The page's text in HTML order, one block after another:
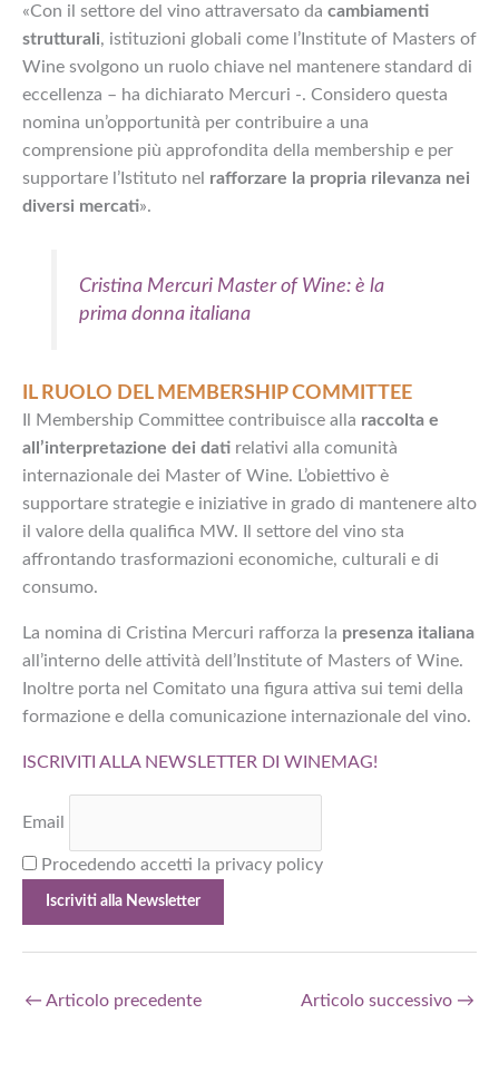
«Con il settore del vino attraversato da cambiamenti
strutturali, istituzioni globali come l’Institute of Masters of
Wine svolgono un ruolo chiave nel mantenere standard di
eccellenza – ha dichiarato Mercuri -. Considero questa
nomina un’opportunità per contribuire a una
comprensione più approfondita della membership e per
supportare l’Istituto nel rafforzare la propria rilevanza nei
diversi mercati».
Cristina Mercuri Master of Wine: è la
prima donna italiana
IL RUOLO DEL MEMBERSHIP COMMITTEE
Il Membership Committee contribuisce alla raccolta e
all’interpretazione dei dati relativi alla comunità
internazionale dei Master of Wine. L’obiettivo è
supportare strategie e iniziative in grado di mantenere alto
il valore della qualifica MW. Il settore del vino sta
affrontando trasformazioni economiche, culturali e di
consumo.
La nomina di Cristina Mercuri rafforza la presenza italiana
all’interno delle attività dell’Institute of Masters of Wine.
Inoltre porta nel Comitato una figura attiva sui temi della
formazione e della comunicazione internazionale del vino.
ISCRIVITI ALLA NEWSLETTER DI WINEMAG!
Email
Procedendo accetti la privacy policy
← Articolo precedente Articolo successivo →